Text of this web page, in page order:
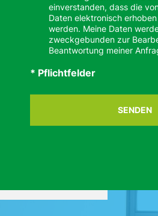
einverstanden, dass die
Daten elektronisch
werden. Meine Daten
zweckgebunden zur
Beantwortung meiner
* Pflichtfelder
SENDEN